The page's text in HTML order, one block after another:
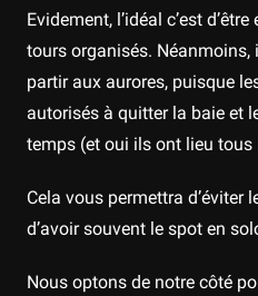
Evidement, l’idéal c’est d’être
tours organisés. Néanmoins,
partir aux aurores, puisque
autorisés à quitter la baie et
temps (et oui ils ont lieu tous
Cela vous permettra d’éviter
d’avoir souvent le spot en
Nous optons de notre côté